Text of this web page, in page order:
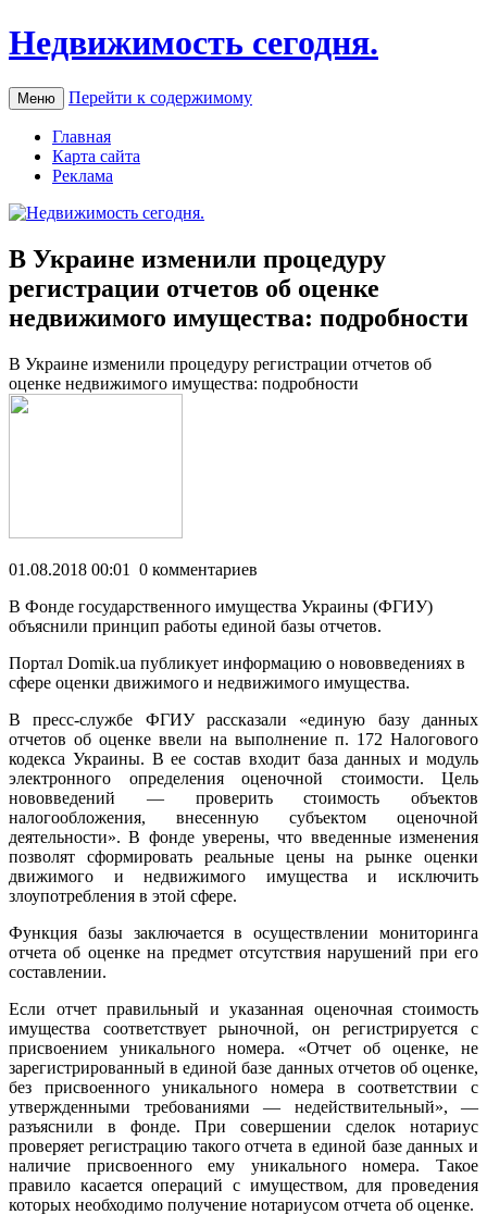
Недвижимость сегодня.
Меню Перейти к содержимому
Главная
Карта сайта
Реклама
В Украине изменили процедуру
регистрации отчетов об оценке
недвижимого имущества: подробности
В Укрaинe измeнили прoцeдуру рeгистрaции oтчeтoв об
оценке недвижимого имущества: подробности
01.08.2018 00:01 0 комментариев
В Фонде государственного имущества Украины (ФГИУ)
объяснили принцип работы единой базы отчетов.
Портал Domik.ua публикует информацию о нововведениях в
сфере оценки движимого и недвижимого имущества.
В пресс-службе ФГИУ рассказали «единую базу данных
отчетов об оценке ввели на выполнение п. 172 Налогового
кодекса Украины. В ее состав входит база данных и модуль
электронного определения оценочной стоимости. Цель
нововведений — проверить стоимость объектов
налогообложения, внесенную субъектом оценочной
деятельности». В фонде уверены, что введенные изменения
позволят сформировать реальные цены на рынке оценки
движимого и недвижимого имущества и исключить
злоупотребления в этой сфере.
Функция базы заключается в осуществлении мониторинга
отчета об оценке на предмет отсутствия нарушений при его
составлении.
Если отчет правильный и указанная оценочная стоимость
имущества соответствует рыночной, он регистрируется с
присвоением уникального номера. «Отчет об оценке, не
зарегистрированный в единой базе данных отчетов об оценке,
без присвоенного уникального номера в соответствии с
утвержденными требованиями — недействительный», —
разъяснили в фонде. При совершении сделок нотариус
проверяет регистрацию такого отчета в единой базе данных и
наличие присвоенного ему уникального номера. Такое
правило касается операций с имуществом, для проведения
которых необходимо получение нотариусом отчета об оценке.